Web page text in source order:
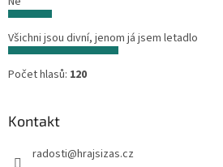
Všichni jsou divní, jenom já jsem letadlo
Počet hlasů: 120
Kontakt
radosti@hrajsizas.cz